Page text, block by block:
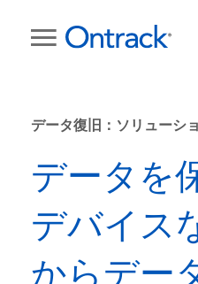
データ復旧：ソリューシ
データを
デバイス
からデー